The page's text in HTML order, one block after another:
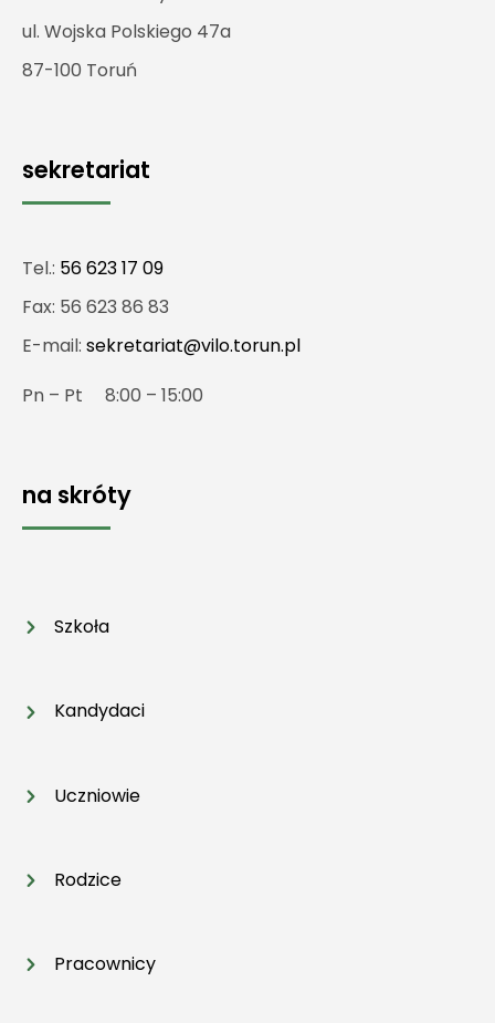
ul. Wojska Polskiego 47a
87-100 Toruń
sekretariat
Tel.: 56 623 17 09
Fax: 56 623 86 83
E-mail: sekretariat@vilo.torun.pl
Pn – Pt 8:00 – 15:00
na skróty
Szkoła
Kandydaci
Uczniowie
Rodzice
Pracownicy